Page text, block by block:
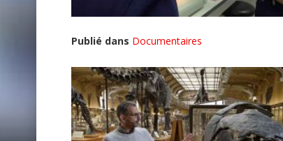
Publié dans Documentaires